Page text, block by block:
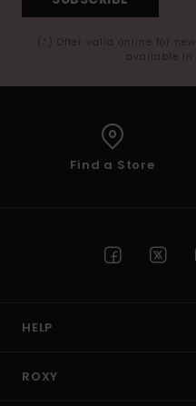
(*) Offer valid online for
available in
Find a Store
HELP
ROXY